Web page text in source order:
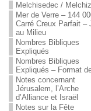
Melchisedec /
Mer de Verre – 144
Carré Creux Parfait –
au Milieu
Nombres Bibliques
Expliqués
Nombres Bibliques
Expliqués – Format
Notes concernant
Jérusalem, l’Arche
d’Alliance et Israël
Notes sur la Fête